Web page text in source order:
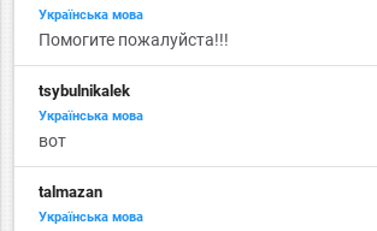
Українська мова
Помогите пожалуйста!!!
tsybulnikalek
Українська мова
вот
talmazan
Українська мова